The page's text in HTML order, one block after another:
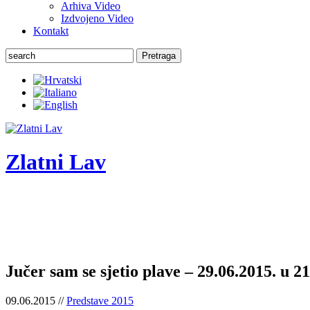
Arhiva Video
Izdvojeno Video
Kontakt
Pretraga
Zlatni Lav
Jučer sam se sjetio plave – 29.06.2015. u
09.06.2015 //Predstave 2015